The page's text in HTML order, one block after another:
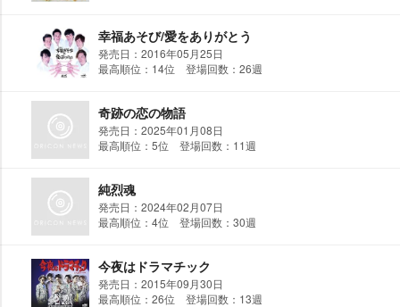
幸福あそび/愛をありがとう
発売日：2016年05月25日
最高順位：14位 登場回数：26週
奇跡の恋の物語
発売日：2025年01月08日
最高順位：5位 登場回数：11週
純烈魂
発売日：2024年02月07日
最高順位：4位 登場回数：30週
今夜はドラマチック
発売日：2015年09月30日
最高順位：26位 登場回数：13週